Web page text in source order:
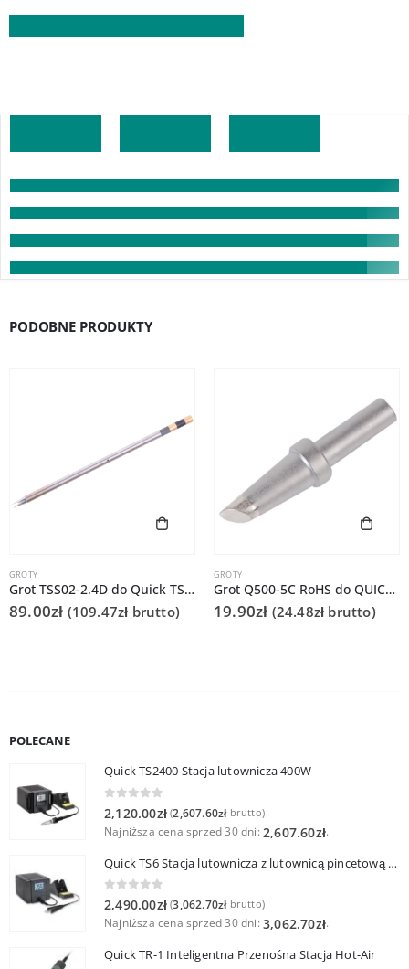
PODOBNE PRODUKTY
GROTY
Grot TSS02-2.4D do Quick TS1200
89.00zł (109.47zł brutto)
GROTY
Grot Q500-5C RoHS do QUICK203G/TS2300
19.90zł (24.48zł brutto)
POLECANE
Quick TS2400 Stacja lutownicza 400W
2,120.00zł (2,607.60złbrutto)
Najniższa cena sprzed 30 dni: 2,607.60zł.
Quick TS6 Stacja lutownicza z lutownicą pincetową 60W
0 out of 5
2,490.00zł (3,062.70złbrutto)
Najniższa cena sprzed 30 dni: 3,062.70zł.
Quick TR-1 Inteligentna Przenośna Stacja Hot-Air